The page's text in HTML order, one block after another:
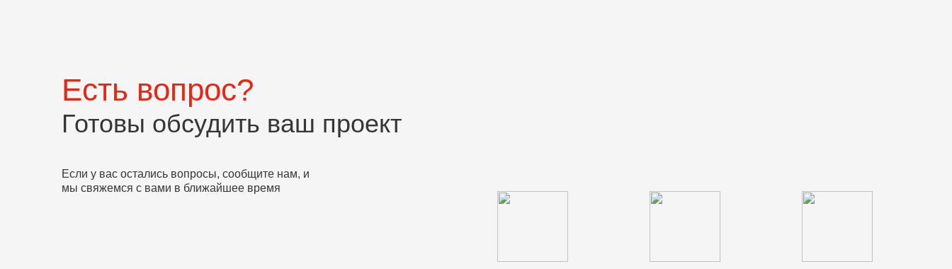
Есть вопрос?
Готовы обсудить ваш проект
Если у вас остались вопросы, сообщите нам, и
мы свяжемся с вами в ближайшее время